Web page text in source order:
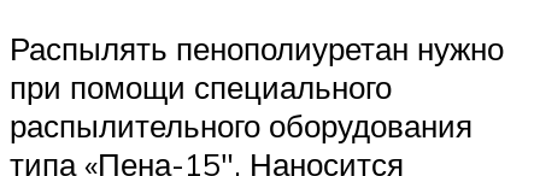
Распылять пенополиуретан нужно
при помощи специального
распылительного оборудования
типа «Пена-15″. Наносится